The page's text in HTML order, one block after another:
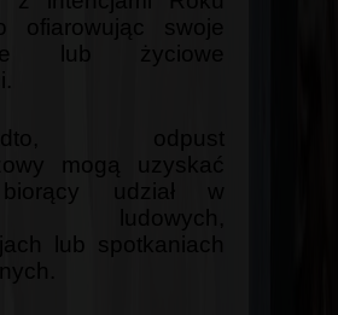
ofiarowując swoje
lub życiowe
odpust
mogą uzyskać
udział w
ludowych,
lub spotkaniach